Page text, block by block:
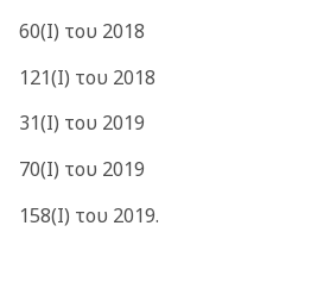
60(Ι) του 2018
121(Ι) του 2018
31(Ι) του 2019
70(Ι) του 2019
158(I) του 2019.